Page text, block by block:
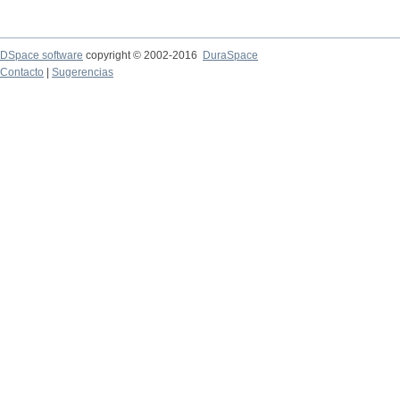
DSpace software copyright © 2002-2016
DuraSpace
Contacto
Sugerencias